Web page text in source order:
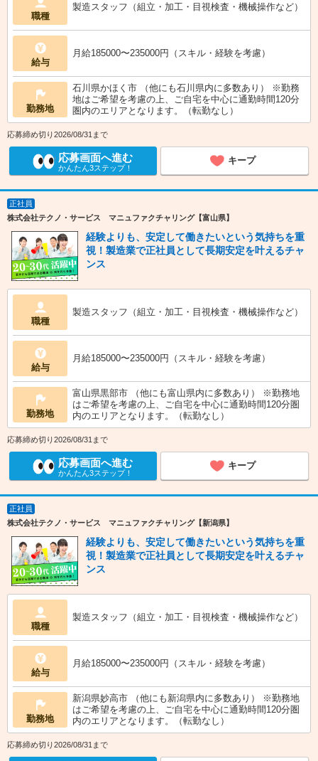
職種
製造スタッフ（組立・加工・目視検査・機械操作など）
給与
月給185000〜235000円（スキル・経験を考慮）
勤務地
石川県かほく市 （他にも石川県内に多数あり） ※勤務
地はご希望を考慮の上、ご自宅を中心に通勤時間120分
圏内のエリアとなります。（転勤なし）
応募締め切り2026/08/31まで
応募画面へ進む
かんたん3ステップ！
キープ
正社員
株式会社テクノ・サービス マニュファクチャリング【富山県】
経験よりも、安定して働きたいという気持ちを重
視！製造業で正社員として長期安定を叶えるチャ
ンス
職種
製造スタッフ（組立・加工・目視検査・機械操作など）
給与
月給185000〜235000円（スキル・経験を考慮）
勤務地
富山県黒部市 （他にも富山県内に多数あり） ※勤務地
はご希望を考慮の上、ご自宅を中心に通勤時間120分圏
内のエリアとなります。（転勤なし）
応募締め切り2026/08/31まで
応募画面へ進む
かんたん3ステップ！
キープ
正社員
株式会社テクノ・サービス マニュファクチャリング【新潟県】
経験よりも、安定して働きたいという気持ちを重
視！製造業で正社員として長期安定を叶えるチャ
ンス
職種
製造スタッフ（組立・加工・目視検査・機械操作など）
給与
月給185000〜235000円（スキル・経験を考慮）
勤務地
新潟県妙高市 （他にも新潟県内に多数あり） ※勤務地
はご希望を考慮の上、ご自宅を中心に通勤時間120分圏
内のエリアとなります。（転勤なし）
応募締め切り2026/08/31まで